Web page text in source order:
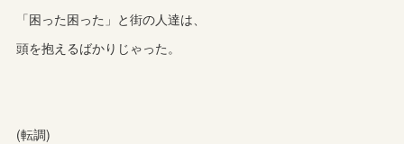
「困った困った」と街の人達は、
頭を抱えるばかりじゃった。
(転調)